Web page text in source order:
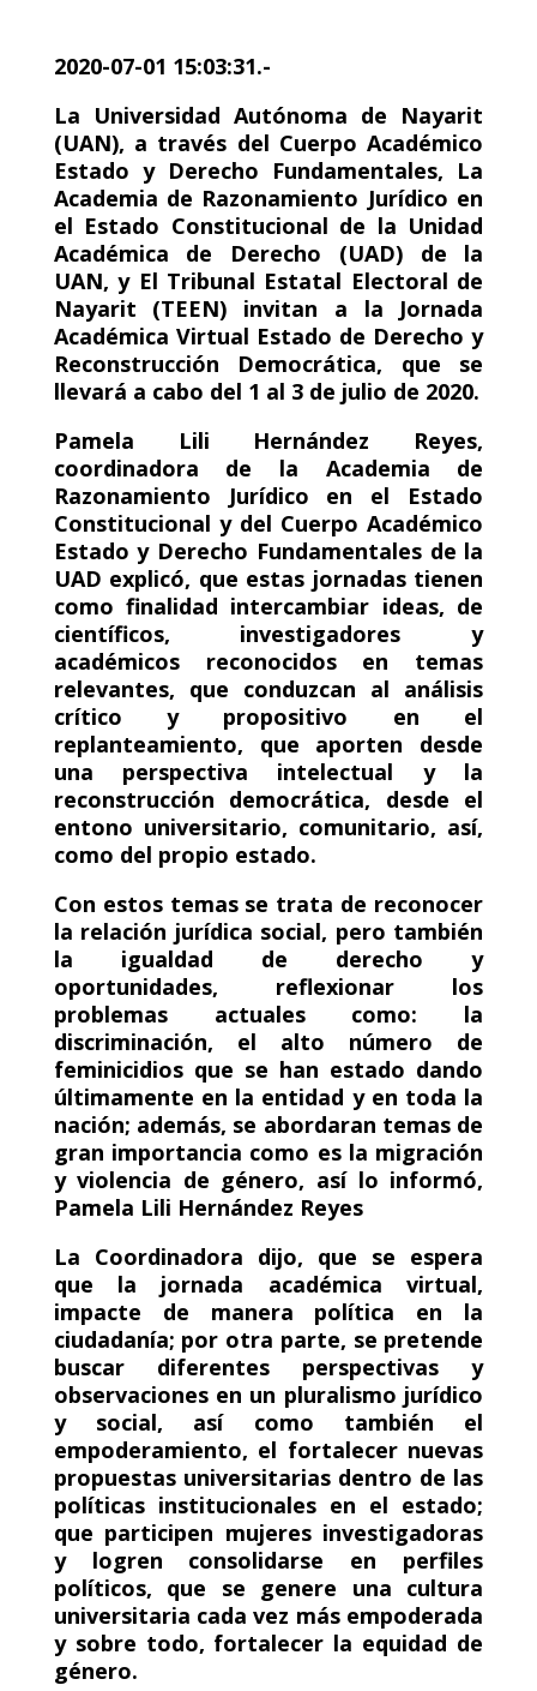
2020-07-01 15:03:31.-
La Universidad Autónoma de Nayarit
(UAN), a través del Cuerpo Académico
Estado y Derecho Fundamentales, La
Academia de Razonamiento Jurídico en
el Estado Constitucional de la Unidad
Académica de Derecho (UAD) de la
UAN, y El Tribunal Estatal Electoral de
Nayarit (TEEN) invitan a la Jornada
Académica Virtual Estado de Derecho y
Reconstrucción Democrática, que se
llevará a cabo del 1 al 3 de julio de 2020.
Pamela Lili Hernández Reyes,
coordinadora de la Academia de
Razonamiento Jurídico en el Estado
Constitucional y del Cuerpo Académico
Estado y Derecho Fundamentales de la
UAD explicó, que estas jornadas tienen
como finalidad intercambiar ideas, de
científicos, investigadores y
académicos reconocidos en temas
relevantes, que conduzcan al análisis
crítico y propositivo en el
replanteamiento, que aporten desde
una perspectiva intelectual y la
reconstrucción democrática, desde el
entono universitario, comunitario, así,
como del propio estado.
Con estos temas se trata de reconocer
la relación jurídica social, pero también
la igualdad de derecho y
oportunidades, reflexionar los
problemas actuales como: la
discriminación, el alto número de
feminicidios que se han estado dando
últimamente en la entidad y en toda la
nación; además, se abordaran temas de
gran importancia como es la migración
y violencia de género, así lo informó,
Pamela Lili Hernández Reyes
La Coordinadora dijo, que se espera
que la jornada académica virtual,
impacte de manera política en la
ciudadanía; por otra parte, se pretende
buscar diferentes perspectivas y
observaciones en un pluralismo jurídico
y social, así como también el
empoderamiento, el fortalecer nuevas
propuestas universitarias dentro de las
políticas institucionales en el estado;
que participen mujeres investigadoras
y logren consolidarse en perfiles
políticos, que se genere una cultura
universitaria cada vez más empoderada
y sobre todo, fortalecer la equidad de
género.